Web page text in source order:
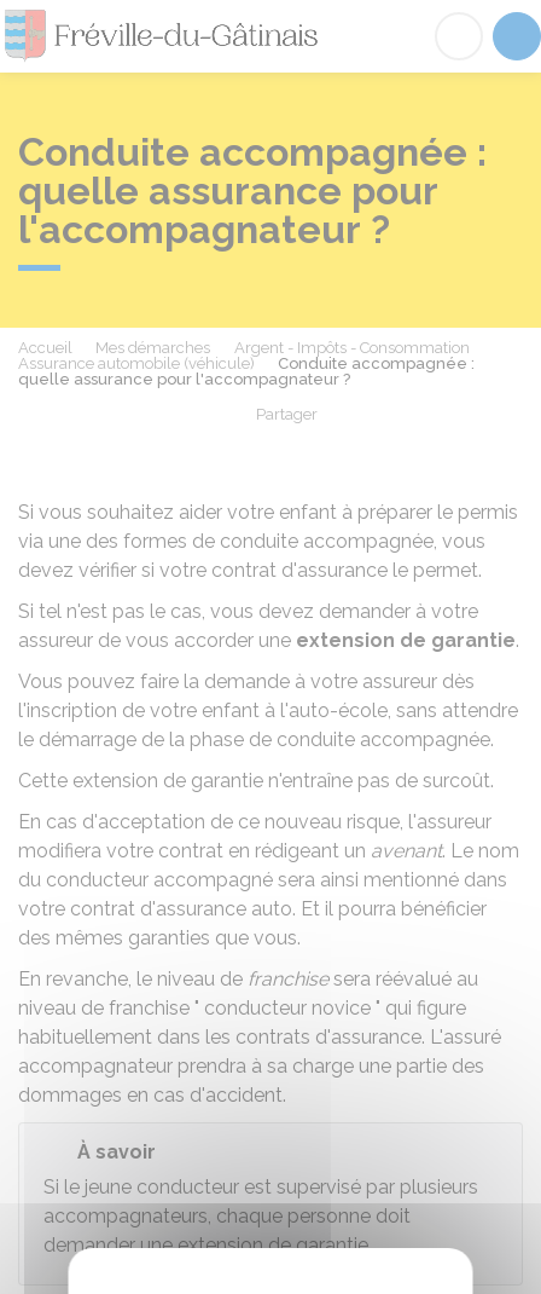
Fréville-du-
Conduite accompagnée :
quelle assurance pour
l'accompagnateur ?
Accueil Mes démarches
Argent - Impôts - Consommation
Assurance automobile (véhicule)
Conduite accompagnée :
quelle assurance pour l'accompagnateur ?
Partager
Si vous souhaitez aider votre enfant à préparer le permis
via une des formes de conduite accompagnée, vous
devez vérifier si votre contrat d'assurance le permet.
Si tel n'est pas le cas, vous devez demander à votre
assureur de vous accorder une extension de garantie.
Vous pouvez faire la demande à votre assureur dès
l'inscription de votre enfant à l'auto-école, sans attendre
le démarrage de la phase de conduite accompagnée.
Cette extension de garantie n'entraîne pas de surcoût.
En cas d'acceptation de ce nouveau risque, l'assureur
modifiera votre contrat en rédigeant un avenant. Le nom
du conducteur accompagné sera ainsi mentionné dans
votre contrat d'assurance auto. Et il pourra bénéficier
des mêmes garanties que vous.
En revanche, le niveau de franchisesera réévalué au
niveau de franchise " conducteur novice " qui figure
habituellement dans les contrats d'assurance. L'assuré
accompagnateur prendra à sa charge une partie des
dommages en cas d'accident.
À savoir
Si le jeune conducteur est supervisé par plusieurs
accompagnateurs, chaque personne doit
demander une extension de garantie.